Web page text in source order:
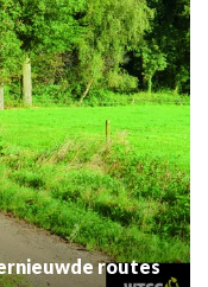
Heuvelen Classic met vernieuwde routes